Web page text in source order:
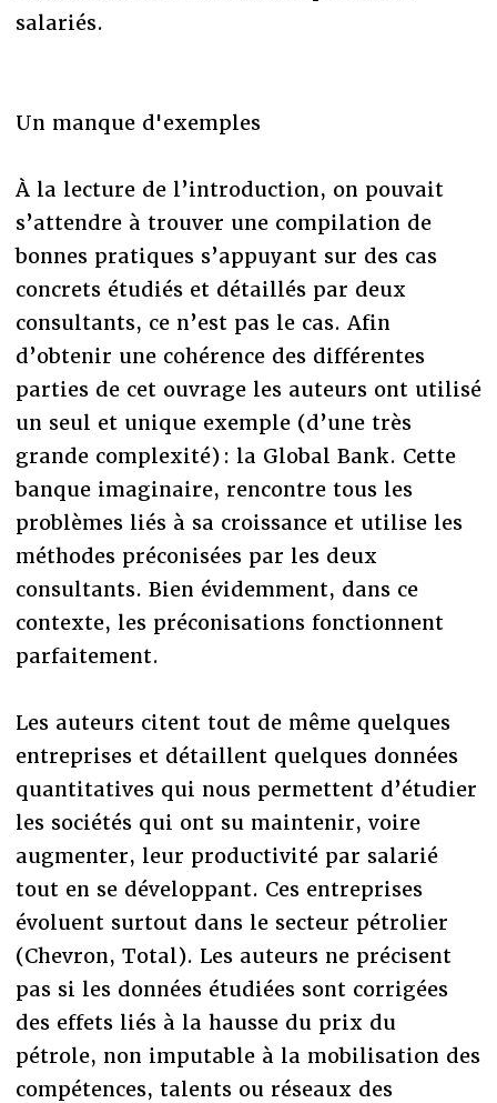
salariés.
Un manque d'exemples
À la lecture de l’introduction, on pouvait
s’attendre à trouver une compilation de
bonnes pratiques s’appuyant sur des cas
concrets étudiés et détaillés par deux
consultants, ce n’est pas le cas. Afin
d’obtenir une cohérence des différentes
parties de cet ouvrage les auteurs ont utilisé
un seul et unique exemple (d’une très
grande complexité) : la Global Bank. Cette
banque imaginaire, rencontre tous les
problèmes liés à sa croissance et utilise les
méthodes préconisées par les deux
consultants. Bien évidemment, dans ce
contexte, les préconisations fonctionnent
parfaitement.
Les auteurs citent tout de même quelques
entreprises et détaillent quelques données
quantitatives qui nous permettent d’étudier
les sociétés qui ont su maintenir, voire
augmenter, leur productivité par salarié
tout en se développant. Ces entreprises
évoluent surtout dans le secteur pétrolier
(Chevron, Total). Les auteurs ne précisent
pas si les données étudiées sont corrigées
des effets liés à la hausse du prix du
pétrole, non imputable à la mobilisation des
compétences, talents ou réseaux des